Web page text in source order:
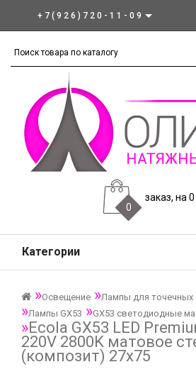
+7(926)720-11-09
0
заказ, на 0
Категории
Освещение
Лампы для точечных
Лампы GX53
GX53 светодиодные
Ecola GX53 LED
220V 2800K матовое
(композит) 27x75